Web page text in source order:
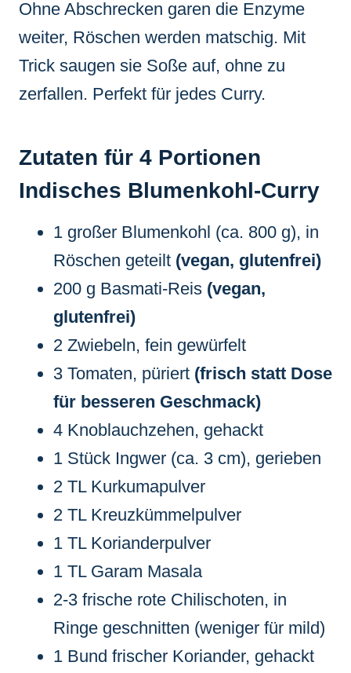
Ohne Abschrecken garen die Enzyme
weiter, Röschen werden matschig. Mit
Trick saugen sie Soße auf, ohne zu
zerfallen. Perfekt für jedes Curry.
Zutaten für 4 Portionen
Indisches Blumenkohl-Curry
1 großer Blumenkohl (ca. 800 g), in
Röschen geteilt (vegan, glutenfrei)
200 g Basmati-Reis (vegan,
glutenfrei)
2 Zwiebeln, fein gewürfelt
3 Tomaten, püriert (frisch statt Dose
für besseren Geschmack)
4 Knoblauchzehen, gehackt
1 Stück Ingwer (ca. 3 cm), gerieben
2 TL Kurkumapulver
2 TL Kreuzkümmelpulver
1 TL Korianderpulver
1 TL Garam Masala
2-3 frische rote Chilischoten, in
Ringe geschnitten (weniger für mild)
1 Bund frischer Koriander, gehackt